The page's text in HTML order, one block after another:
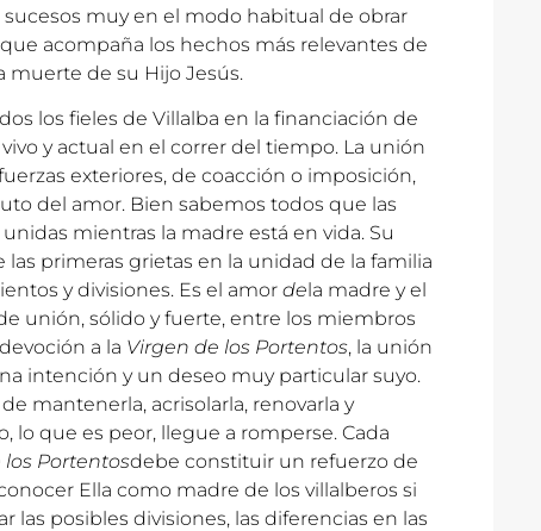
muy en el modo habitual de obrar
acompaña los hechos más relevantes de
muerte de su Hijo Jesús.
los fieles de Villalba en la financiación de
y actual en el correr del tiempo. La unión
exteriores, de coacción o imposición,
del amor. Bien sabemos todos que las
mientras la madre está en vida. Su
primeras grietas en la unidad de la familia
y divisiones. Es el amor dela madre y el
unión, sólido y fuerte, entre los miembros
a la Virgen de los Portentos, la unión
intención y un deseo muy particular suyo.
mantenerla, acrisolarla, renovarla y
lo que es peor, llegue a romperse. Cada
los Portentosdebe constituir un refuerzo de
Ella como madre de los villalberos si
las posibles divisiones, las diferencias en las